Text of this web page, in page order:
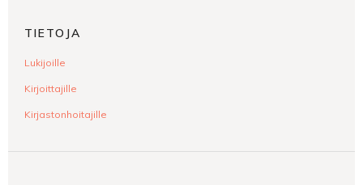
TIETOJA
Lukijoille
Kirjoittajille
Kirjastonhoitajille